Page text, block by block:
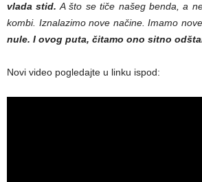
vlada stid. A što se tiče našeg benda, a
kombi. Iznalazimo nove načine. Imamo
nule. I ovog puta, čitamo ono sitno
Novi video pogledajte u linku ispod: